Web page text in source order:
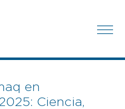
en
Ciencia,